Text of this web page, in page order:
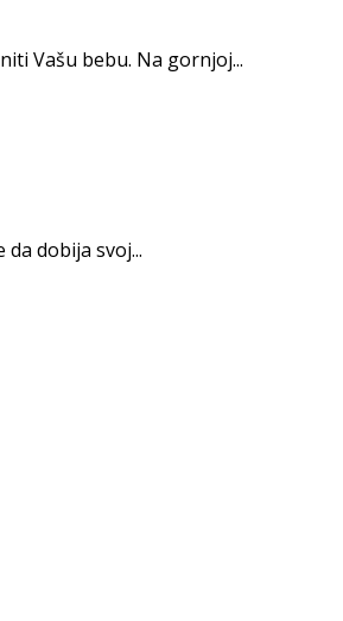
Vašu bebu. Na gornjoj...
dobija svoj...